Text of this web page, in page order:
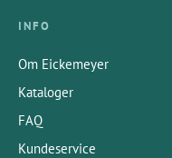
INFO
Om Eickemeyer
Kataloger
FAQ
Kundeservice